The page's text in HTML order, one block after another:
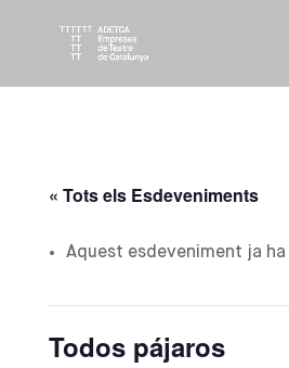
« Tots els Esdeveniments
Aquest esdeveniment ja ha
Todos pájaros